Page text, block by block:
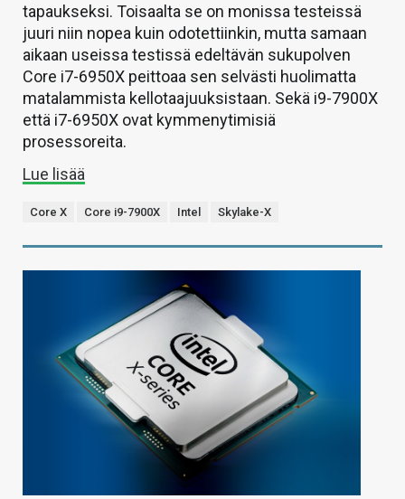
tapaukseksi. Toisaalta se on monissa testeissä
juuri niin nopea kuin odotettiinkin, mutta samaan
aikaan useissa testissä edeltävän sukupolven
Core i7-6950X peittoaa sen selvästi huolimatta
matalammista kellotaajuuksistaan. Sekä i9-7900X
että i7-6950X ovat kymmenytimisiä
prosessoreita.
Lue lisää
Core X Core i9-7900X Intel Skylake-X